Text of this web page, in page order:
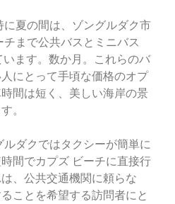
夏の間は、ゾングルダク市
まで公共バスとミニバス
ます。数か月。これらのバ
にとって手頃な価格のオプ
間は短く、美しい海岸の景
。
ダクではタクシーが簡単に
間でカプズ ビーチに直接行
、公共交通機関に頼らな
ことを希望する訪問者にと